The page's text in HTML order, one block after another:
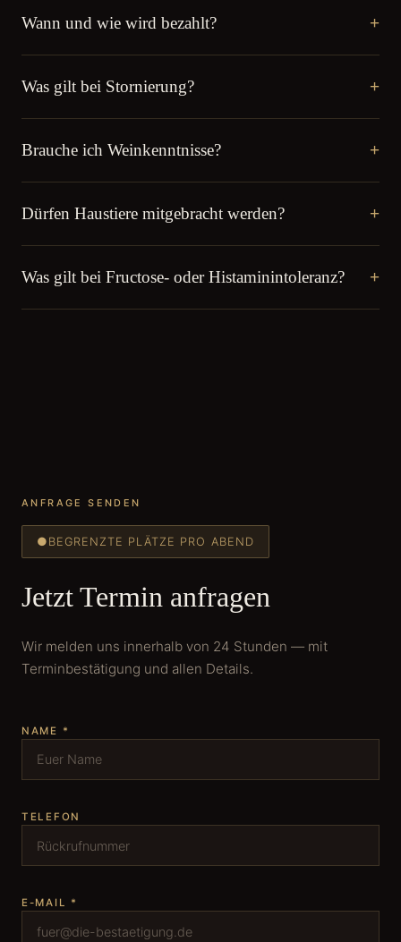
Wann und wie wird bezahlt? +
Was gilt bei Stornierung? +
Brauche ich Weinkenntnisse? +
Dürfen Haustiere mitgebracht werden? +
Was gilt bei Fructose- oder Histaminintoleranz? +
ANFRAGE SENDEN
● BEGRENZTE PLÄTZE PRO ABEND
Jetzt Termin anfragen
Wir melden uns innerhalb von 24 Stunden — mit
Terminbestätigung und allen Details.
NAME *
TELEFON
E-MAIL *